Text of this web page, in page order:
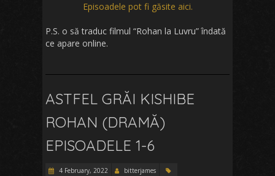
Episoadele pot fi găsite aici.
P.S. o să traduc filmul “Rohan la Luvru” îndată
ce apare online.
ASTFEL GRĂI KISHIBE
ROHAN (DRAMĂ)
EPISOADELE 1-6
4 February, 2022
bitterjames